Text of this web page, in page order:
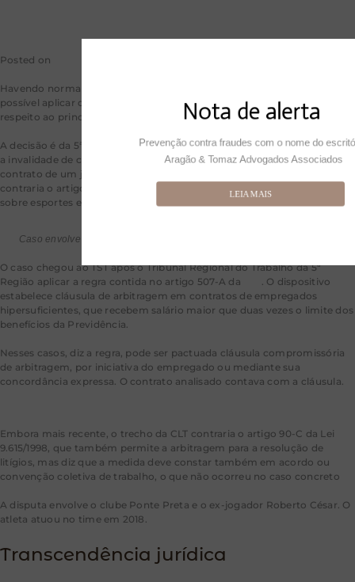
Posted on
Havendo norma específica regulando o contrato de trabalho, não é
possível aplicar dispositivo da CLT que contraria a lei especial, em
respeito ao princípio da especialidade.
A decisão é da 5ª Turma do Tribunal Superior do Trabalho, que declarou
a invalidade de cláusula compromissória de arbitragem firmada no
contrato de um jogador de futebol por entender que a medida
contraria o artigo 90-C da
sobre esportes e recebeu o apelido de “Lei Pelé”.
Caso envolve jogador de futebol e Ponte Preta – Fernando Torres/CBF
O caso chegou ao TST após o Tribunal Regional do Trabalho da 5ª
Região aplicar a regra contida no artigo 507-A da
. O dispositivo
estabelece cláusula de arbitragem em contratos de empregados
hipersuficientes, que recebem salário maior que duas vezes o limite dos
benefícios da Previdência.
Nesses casos, diz a regra, pode ser pactuada cláusula compromissória
de arbitragem, por iniciativa do empregado ou mediante sua
concordância expressa. O contrato analisado contava com a cláusula.
Embora mais recente, o trecho da CLT contraria o artigo 90-C da Lei
9.615/1998, que também permite a arbitragem para a resolução de
litígios, mas diz que a medida deve constar também em acordo ou
convenção coletiva de trabalho, o que não ocorreu no caso concreto
A disputa envolve o clube Ponte Preta e o ex-jogador Roberto César. O
atleta atuou no time em 2018.
Transcendência jurídica
Nota de alerta
Prevenção contra fraudes com o nome do
Aragão & Tomaz Advogados Associados
LEIA MAIS